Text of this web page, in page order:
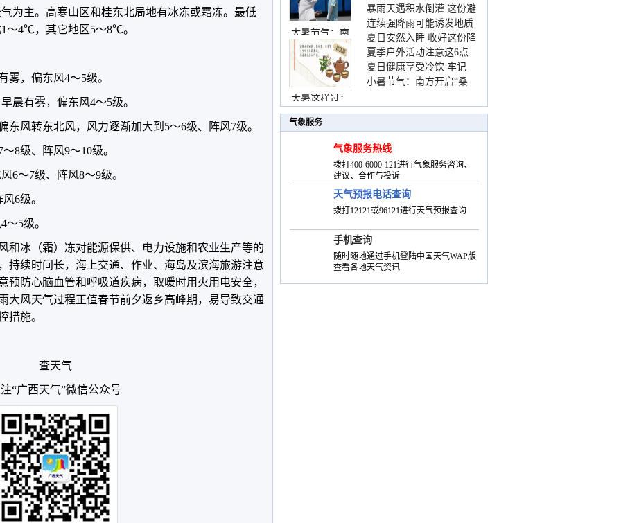
为主。高寒山区和桂东北局地有冰冻或霜冻。最低
～4℃，其它地区5～8℃。
雾，偏东风4～5级。
晨有雾，偏东风4～5级。
东风转东北风，风力逐渐加大到5～6级、阵风7级。
8级、阵风9～10级。
6～7级、阵风8～9级。
6级。
5级。
和冰（霜）冻对能源保供、电力设施和农业生产等的
持续时间长，海上交通、作业、海岛及滨海旅游注意
预防心脑血管和呼吸道疾病，取暖时用火用电安全，
大风天气过程正值春节前夕返乡高峰期，易导致交通
措施。
查天气
“广西天气”微信公众号
大暑节气：南
大暑这样过：
要点请收好
暴雨天遇积水倒灌 这份避
险提示请收好
连续强降雨可能诱发地质
灾害 这些前兆要知道
夏日安然入睡 收好这份降
温小贴士
夏季户外活动注意这6点
防暑健身两不误
夏日健康享受冷饮 牢记
“两注意一控制”
小暑节气：南方开启“桑
季
气象服务
气象服务热线
拨打400-6000-121进行气象服务咨询、
建议、合作与投诉
天气预报电话查询
拨打12121或96121进行天气预报查询
手机查询
随时随地通过手机登陆中国天气WAP版
查看各地天气资讯